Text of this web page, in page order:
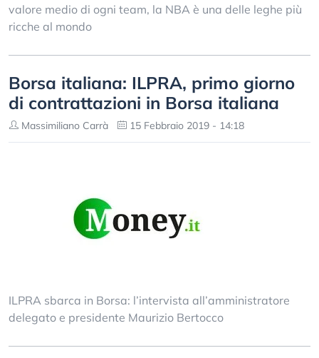
valore medio di ogni team, la NBA è una delle leghe più
ricche al mondo
Borsa italiana: ILPRA, primo giorno
di contrattazioni in Borsa italiana
Massimiliano Carrà 15 Febbraio 2019 - 14:18
ILPRA sbarca in Borsa: l’intervista all’amministratore
delegato e presidente Maurizio Bertocco